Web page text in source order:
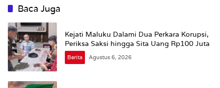
Baca Juga
Kejati Maluku Dalami Dua Perkara Korupsi,
Periksa Saksi hingga Sita Uang Rp100 Juta
Berita Agustus 6, 2026